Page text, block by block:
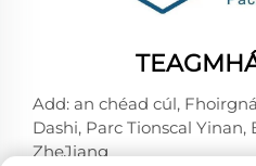
Add: an chéad cúl,
Dashi, Parc Tionscal
ZheJiang